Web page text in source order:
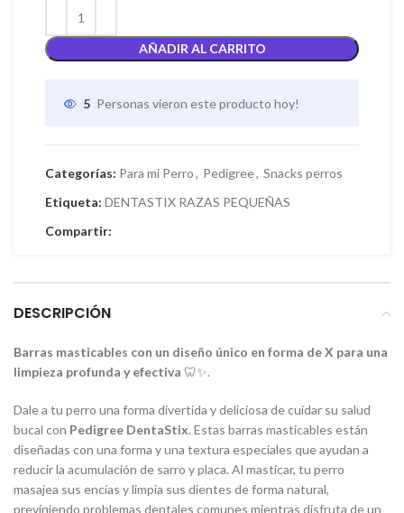
AÑADIR AL CARRITO
5 Personas vieron este producto hoy!
Categorías: Para mi Perro, Pedigree, Snacks perros
Etiqueta: DENTASTIX RAZAS PEQUEÑAS
Compartir:
DESCRIPCIÓN
Barras masticables con un diseño único en forma de X para una
limpieza profunda y efectiva 🦷✨.
Dale a tu perro una forma divertida y deliciosa de cuidar su salud
bucal con Pedigree DentaStix. Estas barras masticables están
diseñadas con una forma y una textura especiales que ayudan a
reducir la acumulación de sarro y placa. Al masticar, tu perro
masajea sus encías y limpia sus dientes de forma natural,
previniendo problemas dentales comunes mientras disfruta de un